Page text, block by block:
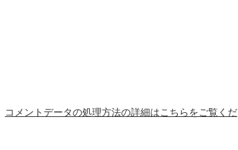
コメントデータの処理方法の詳細はこちらをご覧くだ